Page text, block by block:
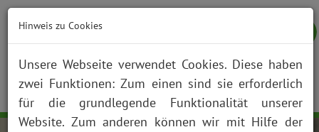
NOTFALL KONTAKT ANFAHRT JOBS SUCHE
Hinweis zu Cookies
Unsere Webseite verwendet Cookies. Diese haben
zwei Funktionen: Zum einen sind sie erforderlich
für die grundlegende Funktionalität unserer
Website. Zum anderen können wir mit Hilfe der